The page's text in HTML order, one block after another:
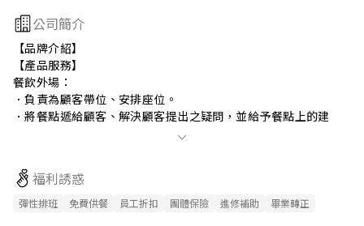
公司簡介
【品牌介紹】
【產品服務】
餐飲外場：
．負責為顧客帶位、安排座位。
．將餐點遞給顧客、解決顧客提出之疑問，並給予餐點上的建
．於顧客用餐完畢後，負責收拾碗盤與清理環境。
．並負責結帳、收銀等工作。
餐飲內場：
福利誘惑
彈性排班 免費供餐 員工折扣 團體保險 進修補助 畢業轉正